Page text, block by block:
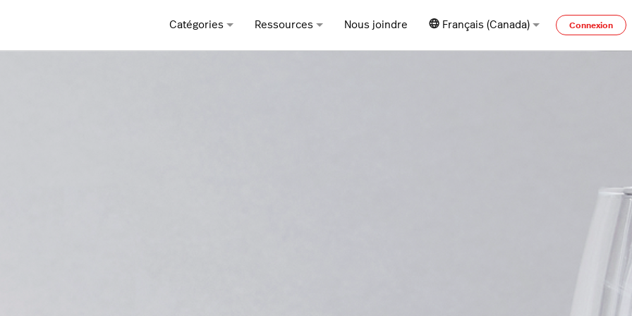
Catégories Ressources Nous joindre Français (Canada) Connexion